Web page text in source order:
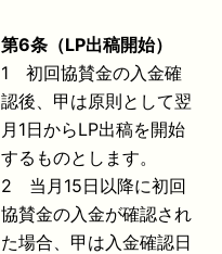
第6条（LP出稿開始）
1 初回協賛金の入金確
認後、甲は原則として翌
月1日からLP出稿を開始
するものとします。
2 当月15日以降に初回
協賛金の入金が確認され
た場合、甲は入金確認日